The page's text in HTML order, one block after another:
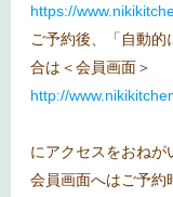
https://
ご予約後、「自動
合は＜会員画面＞
http://
にアクセスをおねが
会員画面へはご予約